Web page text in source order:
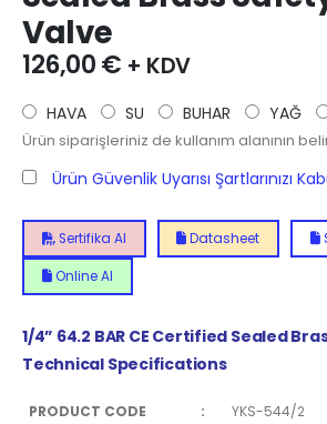
Valve
126,00€ + KDV
HAVA SU BUHAR YAĞ
Ürün siparişleriniz de kullanım alanının
Ürün Güvenlik Uyarısı Şartlarınızı
Sertifika Al Datasheet
Online Al
1/4” 64.2 BAR CE Certified Sealed
Technical Specifications
PRODUCT CODE :
YKS-544/2